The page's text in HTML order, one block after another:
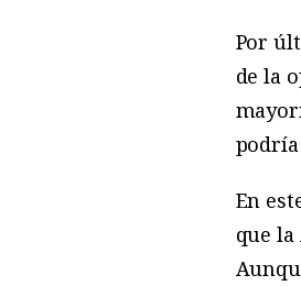
Por
de la
En
que la